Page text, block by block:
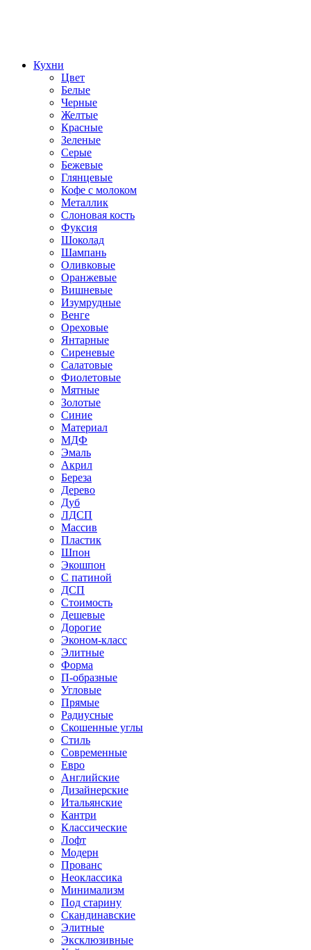
Кухни
Цвет
Белые
Черные
Желтые
Красные
Зеленые
Серые
Бежевые
Глянцевые
Кофе с молоком
Металлик
Слоновая кость
Фуксия
Шоколад
Шампань
Оливковые
Оранжевые
Вишневые
Изумрудные
Венге
Ореховые
Янтарные
Сиреневые
Салатовые
Фиолетовые
Мятные
Золотые
Синие
Материал
МДФ
Эмаль
Акрил
Береза
Дерево
Дуб
ЛДСП
Массив
Пластик
Шпон
Экошпон
С патиной
ДСП
Стоимость
Дешевые
Дорогие
Эконом-класс
Элитные
Форма
П-образные
Угловые
Прямые
Радиусные
Скошенные углы
Стиль
Современные
Евро
Английские
Дизайнерские
Итальянские
Кантри
Классические
Лофт
Модерн
Прованс
Неоклассика
Минимализм
Под старину
Скандинавские
Элитные
Эксклюзивные